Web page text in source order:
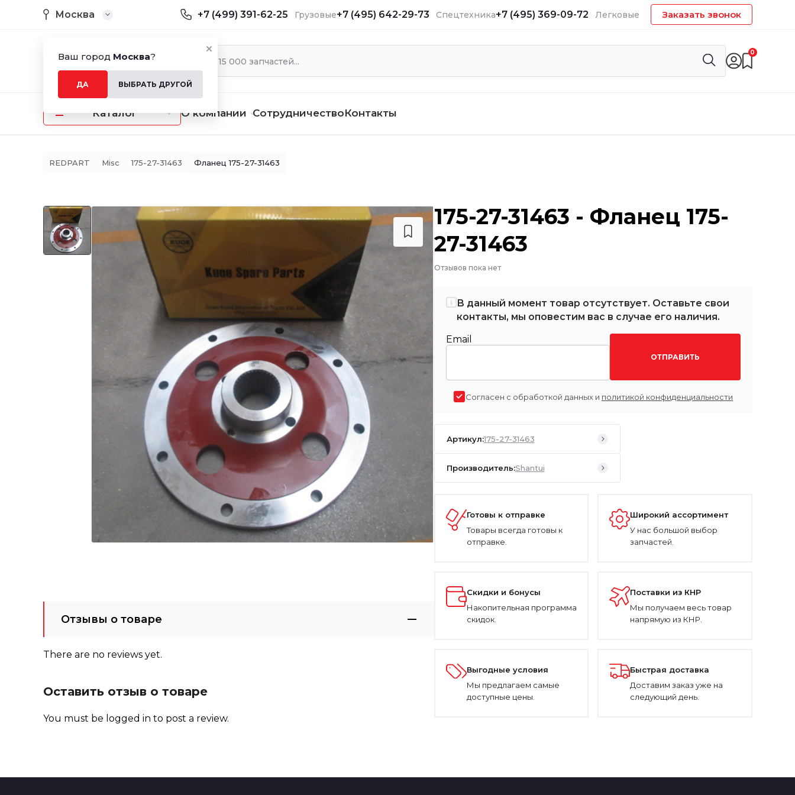
Ваш город Москва?
ДА ВЫБРАТЬ ДРУГОЙ
Москва +7 (499) 391-62-25 Грузовые+7 (495) 642-29-73 Спецтехника+7 (495) 369-09-72 Легковые Заказать звонок
0
Каталог О компании СотрудничествоКонтакты
REDPART Misc 175-27-31463 Фланец 175-27-31463
Отзывы о товаре
There are no reviews yet.
Оставить отзыв о товаре
You must be logged in to post a review.
175-27-31463 - Фланец 175-
27-31463
Отзывов пока нет
В данный момент товар отсутствует. Оставьте свои
контакты, мы оповестим вас в случае его наличия.
Email
ОТПРАВИТЬ
Согласен с обработкой данных и политикой конфиденциальности
Артикул:175-27-31463
Производитель:Shantui
Готовы к отправке
Товары всегда готовы к
отправке.
Широкий ассортимент
У нас большой выбор
запчастей.
Скидки и бонусы
Накопительная программа
скидок.
Поставки из КНР
Мы получаем весь товар
напрямую из КНР.
Выгодные условия
Мы предлагаем самые
доступные цены.
Быстрая доставка
Доставим заказ уже на
следующий день.